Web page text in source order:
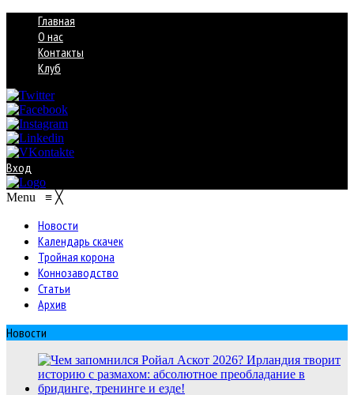
Главная
О нас
Контакты
Клуб
Вход
Menu ≡ ╳
Новости
Календарь скачек
Тройная корона
Коннозаводство
Статьи
Архив
Новости